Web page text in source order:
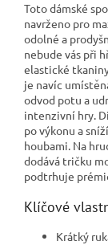
Toto dámské
navrženo pro
odolné a
nebude vás při
elastické
je navíc
odvod potu a
intenzivní hry.
po výkonu a
houbami. Na
dodává tričku
podtrhuje
Klíčové
Krátký